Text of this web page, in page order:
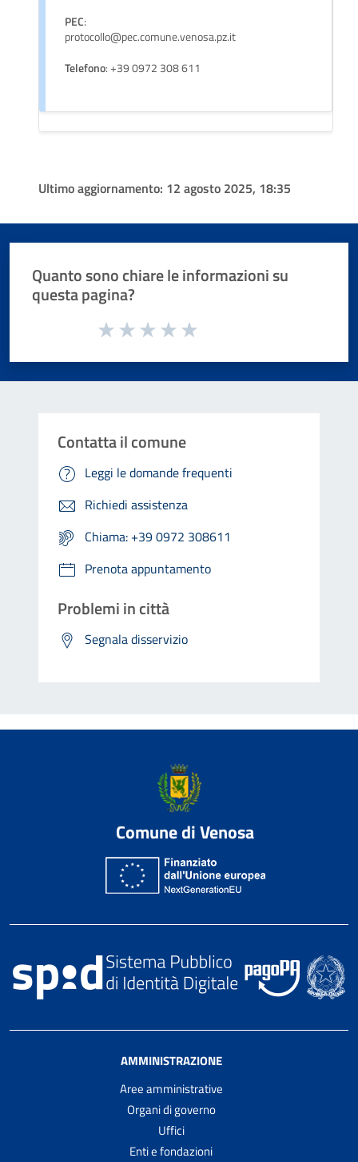
PEC:
protocollo@pec.comune.venosa.pz.it
Telefono: +39 0972 308 611
Ultimo aggiornamento: 12 agosto 2025, 18:35
Quanto sono chiare le informazioni su
questa pagina?
Valuta da 1 a 5 stelle la pagina
Contatta il comune
Leggi le domande frequenti
Richiedi assistenza
Chiama: +39 0972 308611
Prenota appuntamento
Problemi in città
Segnala disservizio
Comune di Venosa
AMMINISTRAZIONE
Aree amministrative
Organi di governo
Uffici
Enti e fondazioni